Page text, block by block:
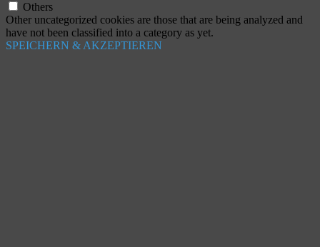
Others
Other uncategorized cookies are those that are being analyzed and
have not been classified into a category as yet.
SPEICHERN & AKZEPTIEREN